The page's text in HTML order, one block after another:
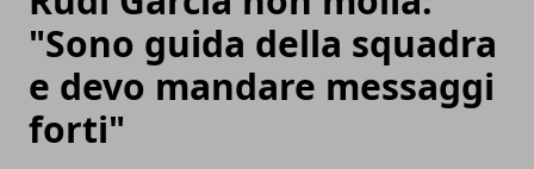
"Sono guida della squadra
e devo mandare messaggi
forti"